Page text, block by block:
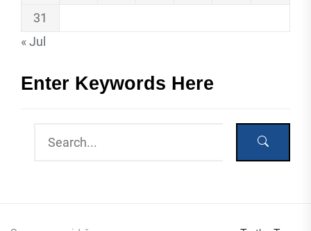
31
« Jul
Enter Keywords Here